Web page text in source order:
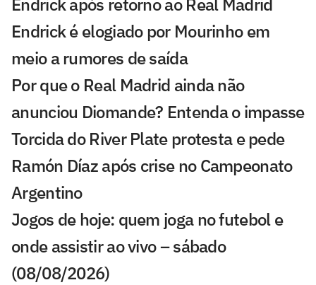
Endrick é elogiado por Mourinho em
meio a rumores de saída
Por que o Real Madrid ainda não
anunciou Diomande? Entenda o impasse
Torcida do River Plate protesta e pede
Ramón Díaz após crise no Campeonato
Argentino
Jogos de hoje: quem joga no futebol e
onde assistir ao vivo – sábado
(08/08/2026)